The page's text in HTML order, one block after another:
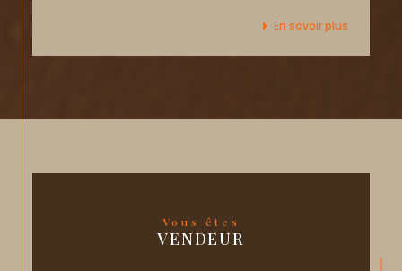
En savoir plus
Vous êtes
VENDEUR